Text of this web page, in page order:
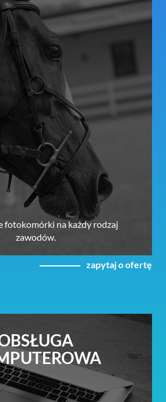
fotokomórki na każdy rodzaj
zawodów.
zapytaj o ofertę